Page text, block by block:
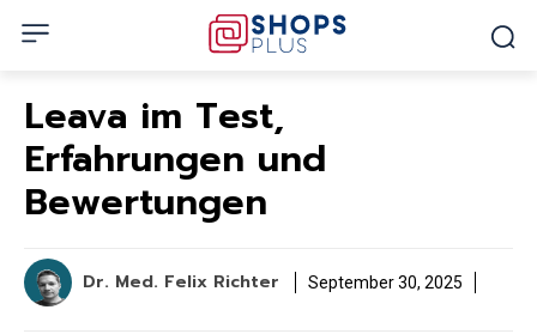
Leava im Test,
Erfahrungen und
Bewertungen
Dr. Med. Felix Richter September 30, 2025